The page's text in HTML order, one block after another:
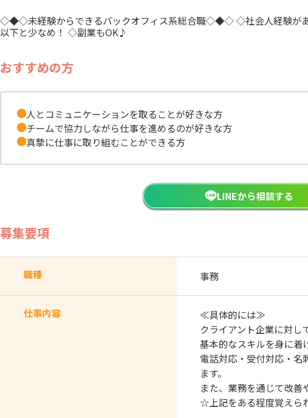
◇◆◇未経験からできるバックオフィス系総合職◇◆◇ ◇社会人経験が
以下と少なめ！ ◇副業もOK♪
おすすめの方
人とコミュニケーションを取ることが好きな方
チームで協力しながら仕事を進めるのが好きな方
真摯に仕事に取り組むことができる方
LINEから相談する
募集要項
職種 事務
仕事内容
≪具体的には≫
クライアント企業に対し
基本的なスキルを身に着
電話対応・受付対応・名
ます。
また、業務を通じて改善
☆上記をある程度覚えら